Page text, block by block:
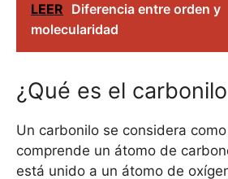
LEER Diferencia entre orden y
molecularidad
¿Qué es el carbonilo
Un carbonilo se considera
comprende un átomo de
está unido a un átomo de